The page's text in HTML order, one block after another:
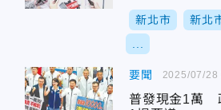
新北市 新北
要聞
普發現金1萬
2025/07/28